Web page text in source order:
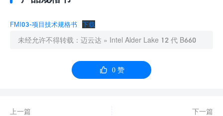
FMI03-项目技术规格书 下载
未经允许不得转载： 迈云达 » Intel Alder Lake 12 代 B660
 0赞
上一篇
下一篇